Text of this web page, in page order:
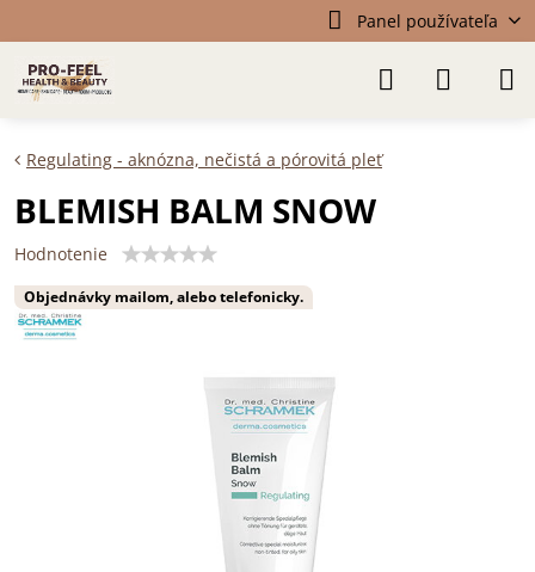
Panel používateľa
Objednávky mailom, alebo telefonicky.
Regulating - aknózna, nečistá a pórovitá pleť
BLEMISH BALM SNOW
Hodnotenie